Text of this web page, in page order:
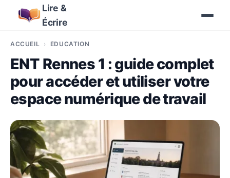
Lire &
Écrire
ACCUEIL ÉDUCATION
ENT Rennes 1 : guide complet
pour accéder et utiliser votre
espace numérique de travail